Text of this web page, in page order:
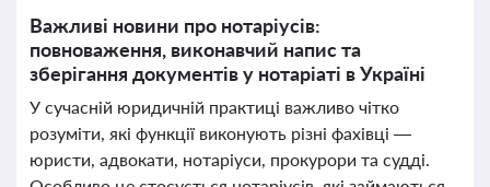
Важливі новини про нотаріусів:
повноваження, виконавчий напис та
зберігання документів у нотаріаті в Україні
У сучасній юридичній практиці важливо чітко
розуміти, які функції виконують різні фахівці —
юристи, адвокати, нотаріуси, прокурори та судді.